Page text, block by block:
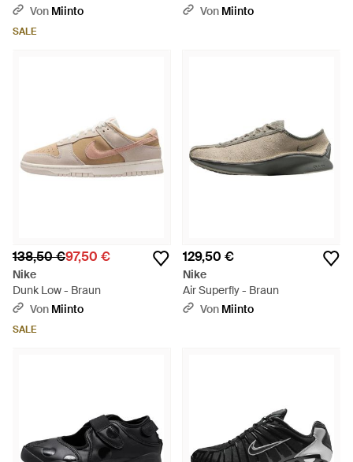
GrauVon Miinto
SALE
Von Miinto
138,50 €97,50 €
Nike
Dunk Low - Braun
Von Miinto
SALE
129,50 €
Nike
Air Superfly - Braun
Von Miinto